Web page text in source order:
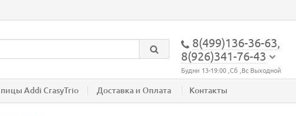
8(499)136-36-63,
8(926)341-76-43
Будни 13-19:00 ,Сб ,Вс Выходной
Addi CrasyTrio Доставка и Оплата Контакты